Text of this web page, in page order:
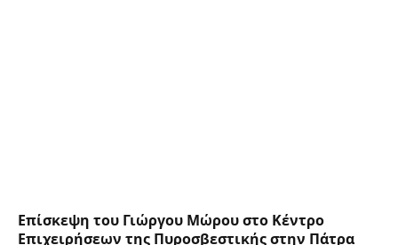
Επίσκεψη του Γιώργου Μώρου στο Κέντρο
Επιχειρήσεων της Πυροσβεστικής στην Πάτρα